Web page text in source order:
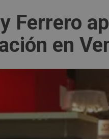
Ferrero
en